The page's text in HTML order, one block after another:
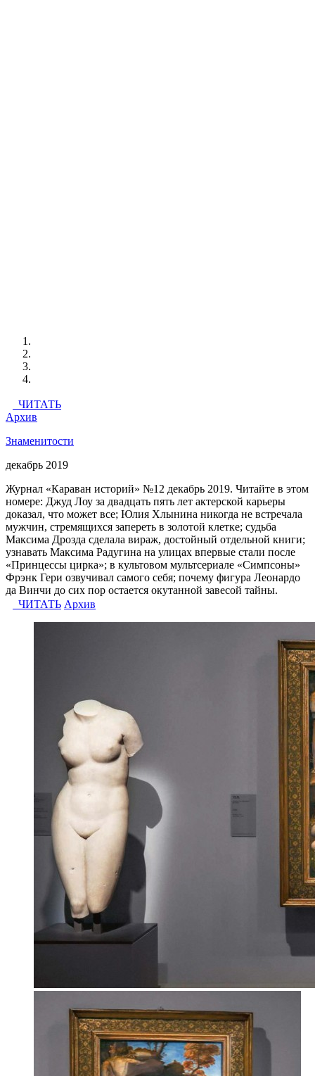
ЧИТАТЬ
Архив
Знаменитости
декабрь 2019
Журнал «Караван историй» №12 декабрь 2019. Читайте в этом
номере: Джуд Лоу за двадцать пять лет актерской карьеры
доказал, что может все; Юлия Хлынина никогда не встречала
мужчин, стремящихся запереть в золотой клетке; судьба
Максима Дрозда сделала вираж, достойный отдельной книги;
узнавать Максима Радугина на улицах впервые стали после
«Принцессы цирка»; в культовом мультсериале «Симпсоны»
Фрэнк Гери озвучивал самого себя; почему фигура Леонардо
да Винчи до сих пор остается окутанной завесой тайны.
ЧИТАТЬ Архив